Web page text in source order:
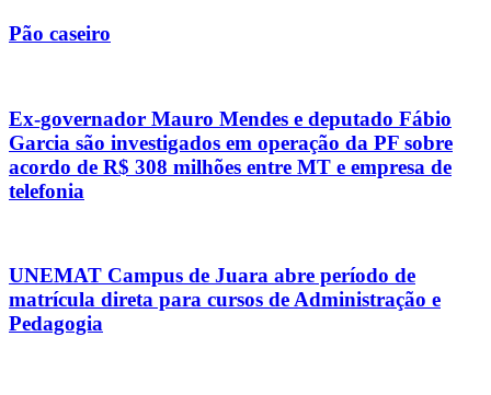
Pão caseiro
Ex-governador Mauro Mendes e deputado Fábio
Garcia são investigados em operação da PF sobre
acordo de R$ 308 milhões entre MT e empresa de
telefonia
UNEMAT Campus de Juara abre período de
matrícula direta para cursos de Administração e
Pedagogia